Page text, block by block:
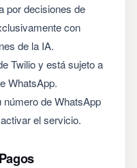
por decisiones de
con
de la IA.
Twilio y está sujeto a
WhatsApp.
de WhatsApp
el servicio.